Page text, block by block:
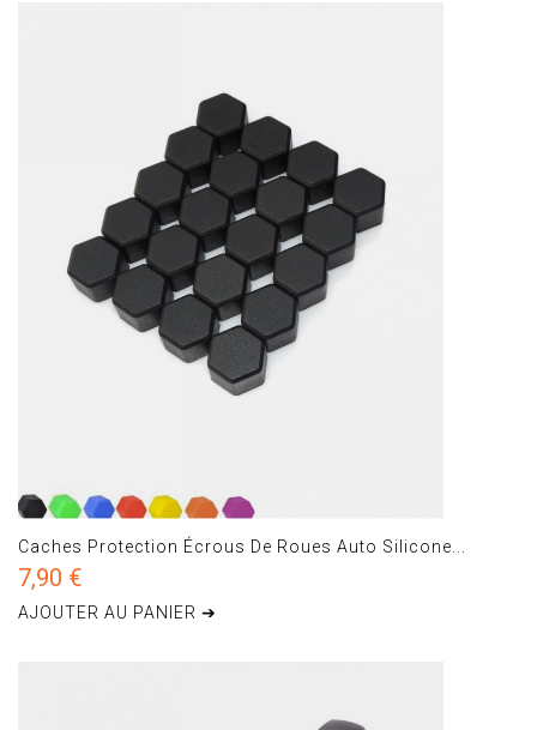
Caches Protection Écrous De Roues Auto Silicone...
7,90 €
AJOUTER AU PANIER ➔